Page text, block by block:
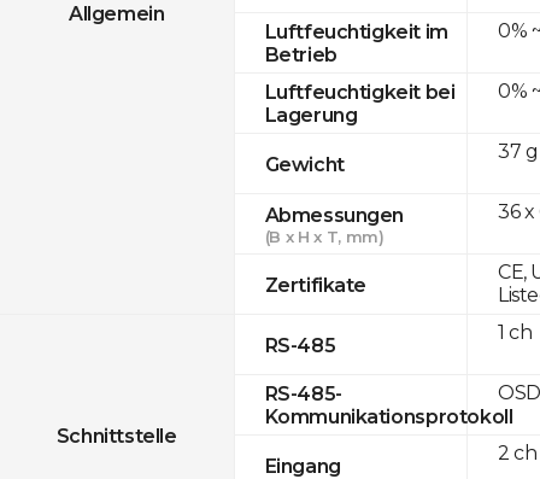
Allgemein
Luftfeuchtigkeit im
Betrieb
Luftfeuchtigkeit bei
Lagerung
Gewicht
Abmessungen
(B x H x T, mm)
Zertifikate
Schnittstelle
RS-485
RS-485-
Kommunikationsprotokoll
Eingang
0%
0%
37 g
36 x
CE,
1 ch
2 ch